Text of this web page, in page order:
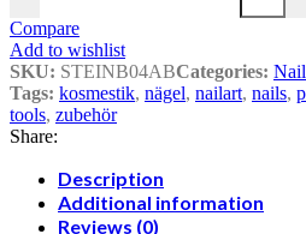
Compare
Add to wishlist
SKU: STEINB04ABCategories:
Tags: kosmestik, nägel, nailart, nails,
tools, zubehör
Share:
Description
Additional information
Reviews (0)